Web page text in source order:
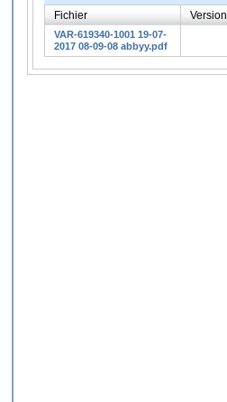
Fichier Version
VAR-619340-1001 19-07-
2017 08-09-08 abbyy.pdf